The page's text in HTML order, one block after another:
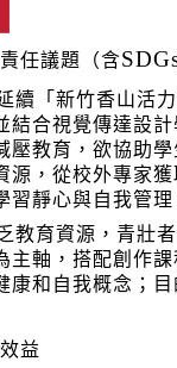
任議題（含
續「新竹香山活力
結合視覺傳達設
壓教育，欲協助
源，從校外專家
習靜心與自我管
育資源，青壯
主軸，搭配創作
康和自我概念；
益